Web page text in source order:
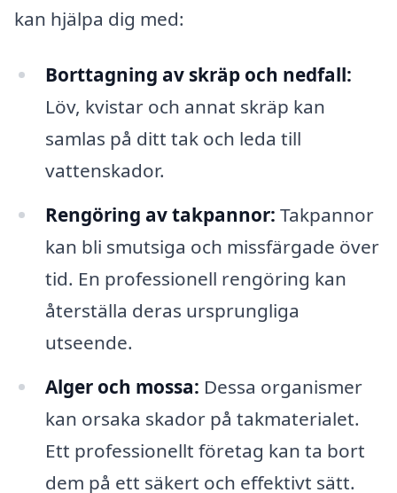
kan hjälpa dig med:
Borttagning av skräp och nedfall:
Löv, kvistar och annat skräp kan
samlas på ditt tak och leda till
vattenskador.
Rengöring av takpannor: Takpannor
kan bli smutsiga och missfärgade över
tid. En professionell rengöring kan
återställa deras ursprungliga
utseende.
Alger och mossa: Dessa organismer
kan orsaka skador på takmaterialet.
Ett professionellt företag kan ta bort
dem på ett säkert och effektivt sätt.